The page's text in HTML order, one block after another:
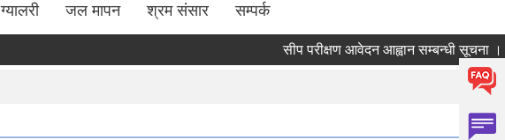
ग्यालरी जल मापन श्रम संसार सम्पर्क
सीप परीक्षण आवेदन आह्वान सम्बन्धी सूचना ।